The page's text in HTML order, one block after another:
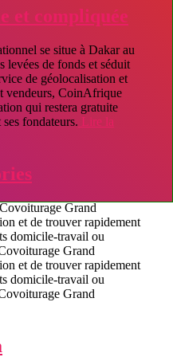
et compliquée
se situe à Dakar au
levées de fonds et séduit
de géolocalisation et
vendeurs, CoinAfrique
qui restera gratuite
fondateurs. Lire la
Grand
et de trouver rapidement
domicile-travail ou
Grand
et de trouver rapidement
domicile-travail ou
Grand